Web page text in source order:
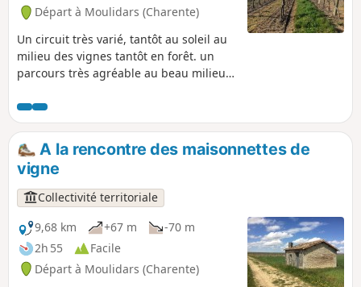
Départ à Moulidars (Charente)
Un circuit très varié, tantôt au soleil au
milieu des vignes tantôt en forêt. un
parcours très agréable au beau milieu
A la rencontre des maisonnettes de
vigne
Collectivité territoriale
9,68 km
+67 m
-70 m
2h 55
Facile
Départ à Moulidars (Charente)